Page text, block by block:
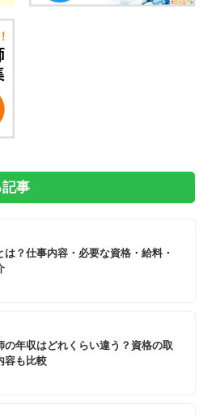
事
は？仕事内容・必要な資格・給料・
の年収はどれくらい違う？資格の取
容も比較